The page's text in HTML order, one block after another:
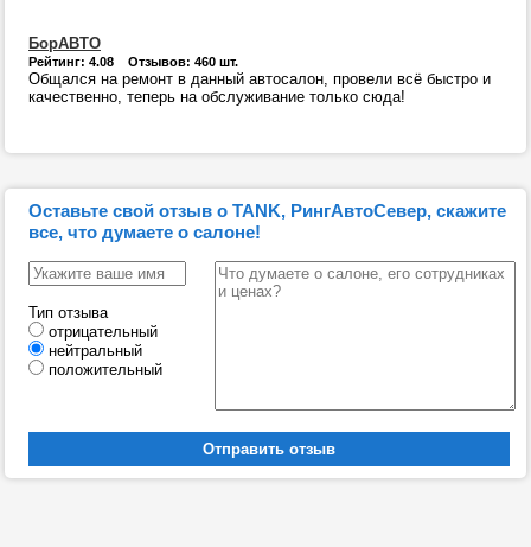
БорАВТО
Рейтинг: 4.08 Отзывов: 460 шт.
Общался на ремонт в данный автосалон, провели всё быстро и
качественно, теперь на обслуживание только сюда!
Оставьте свой отзыв о TANK, РингАвтоСевер, скажите
все, что думаете о салоне!
Тип отзыва
отрицательный
нейтральный
положительный